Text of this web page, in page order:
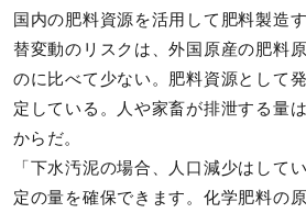
国内の肥料資源を活用して肥料製造
替変動のリスクは、外国原産の肥料
のに比べて少ない。肥料資源として
定している。人や家畜が排泄する量
からだ。
「下水汚泥の場合、人口減少はして
定の量を確保できます。化学肥料の